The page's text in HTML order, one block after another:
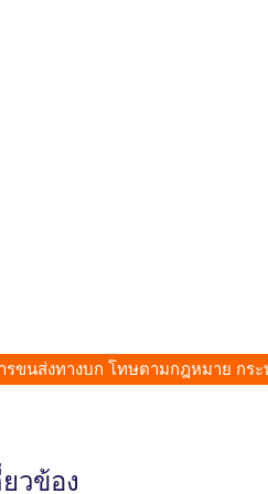
รขนส่งทางบก โทษตามกฎหมาย กร
วข้อง